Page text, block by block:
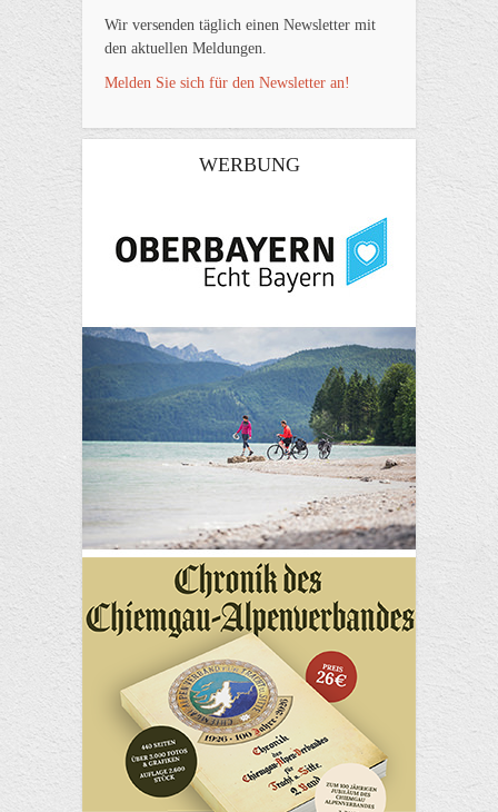
Wir versenden täglich einen Newsletter mit
den aktuellen Meldungen.
Melden Sie sich für den Newsletter an!
WERBUNG